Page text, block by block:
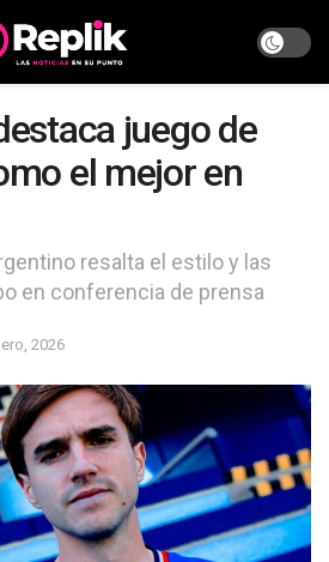
juego de
el mejor en
resalta el estilo y las
en conferencia de prensa
2026